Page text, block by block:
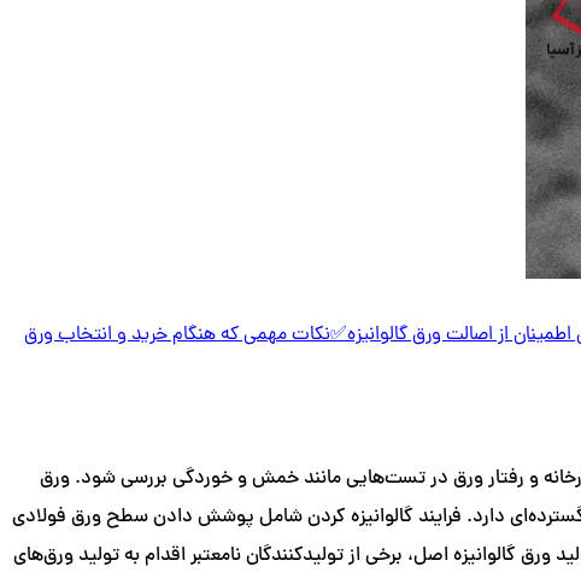
از اصالت ورق گالوانیزه✅نکات مهمی که هنگام خرید و انتخاب ورق
و رفتار ورق در تست‌هایی مانند خمش و خوردگی بررسی شود. ورق
گسترده‌ای دارد. فرایند گالوانیزه کردن شامل پوشش دادن سطح ورق فولادی
گالوانیزه اصل، برخی از تولیدکنندگان نامعتبر اقدام به تولید ورق‌های